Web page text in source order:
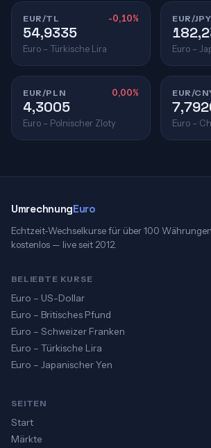
EUR/TL -0,10%
54,9335
Euro – Türkische Lira
EUR/JPY
Euro –
EUR/PLN 0,00%
4,3005
Euro – Polnischer Zloty
EUR/
Euro –
UmrechnungEuro
Echtzeit-Wechselkurse für über 100
kostenlos — live seit 2012.
BELIEBTE KURSE
Euro – US-Dollar
Euro – Britisches Pfund
Euro – Schweizer Franken
Euro – Türkische Lira
Euro – Japanischer Yen
SEITEN
Start
Märkte